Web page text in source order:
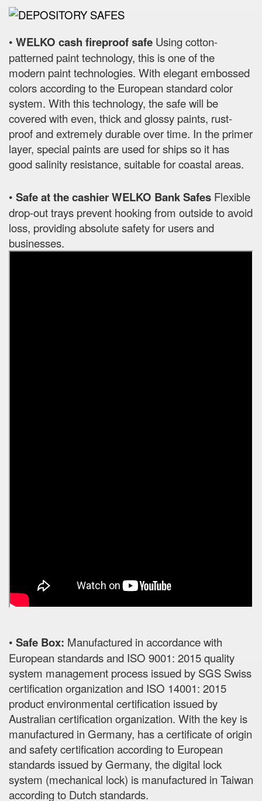
• WELKO cash fireproof safe Using cotton-
patterned paint technology, this is one of the
modern paint technologies. With elegant embossed
colors according to the European standard color
system. With this technology, the safe will be
covered with even, thick and glossy paints, rust-
proof and extremely durable over time. In the primer
layer, special paints are used for ships so it has
good salinity resistance, suitable for coastal areas.
• Safe at the cashier WELKO Bank Safes Flexible
drop-out trays prevent hooking from outside to avoid
loss, providing absolute safety for users and
businesses.
• Safe Box: Manufactured in accordance with
European standards and ISO 9001: 2015 quality
system management process issued by SGS Swiss
certification organization and ISO 14001: 2015
product environmental certification issued by
Australian certification organization. With the key is
manufactured in Germany, has a certificate of origin
and safety certification according to European
standards issued by Germany, the digital lock
system (mechanical lock) is manufactured in Taiwan
according to Dutch standards.